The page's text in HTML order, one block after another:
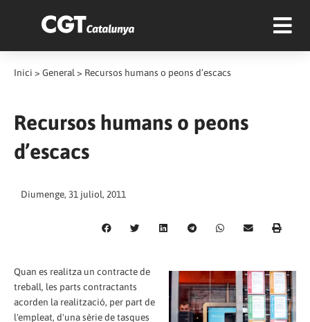
Inici > General > Recursos humans o peons d’escacs
Recursos humans o peons
d’escacs
Diumenge, 31 juliol, 2011
Quan es realitza un contracte de
treball, les parts contractants
acorden la realització, per part de
l'empleat, d'una sèrie de tasques